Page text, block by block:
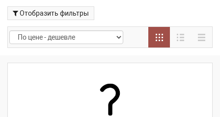
Отобразить фильтры